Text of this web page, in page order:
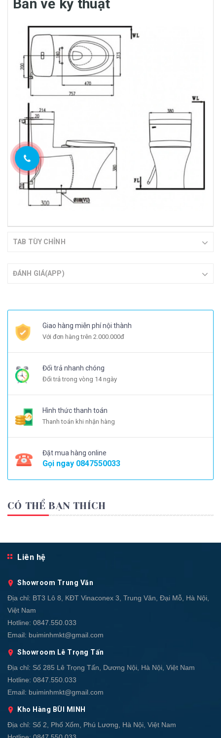
Bản vẽ kỹ thuật
TAB TÙY CHỈNH
ĐÁNH GIÁ(APP)
Giao hàng miễn phí nội thành
Với đơn hàng trên 2.000.000đ
Đổi trả nhanh chóng
Đổi trả trong vòng 14 ngày
Hình thức thanh toán
Thanh toán khi nhận hàng
Đặt mua hàng online
Gọi ngay 0847550033
CÓ THỂ BẠN THÍCH
Liên hệ
Showroom Trung Văn
Địa chỉ: BT3 Lô 8, KĐT Vinaconex 3, Trung Văn, Đại Mỗ, Hà Nội,
Việt Nam
Hotline: 0847.550.033
Email: buiminhmkt@gmail.com
Showroom Lê Trọng Tấn
Địa chỉ: Số 285 Lê Trọng Tấn, Dương Nội, Hà Nội, Việt Nam
Hotline: 0847.550.033
Email: buiminhmkt@gmail.com
Kho Hàng BÙI MINH
Địa chỉ: Số 2, Phố Xốm, Phú Lương, Hà Nội, Việt Nam